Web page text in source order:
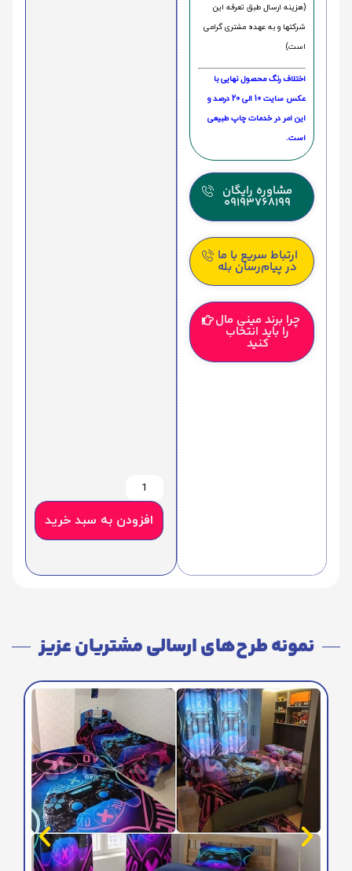
(هزینه ارسال طبق تعرفه این
شرکتها و به عهده مشتری گرامی
است)
اختلاف رنگ محصول نهایی با
عکس سایت 10 الی 20 درصد و
این امر در خدمات چاپ طبیعی
است.
مشاوره رایگان
09193768199
ارتباط سریع با ما
در پیام‌رسان بله
چرا برند مینی مال
را باید انتخاب
کنید
افزودن به سبد خرید
نمونه طرح‌های ارسالی مشتریان عزیز